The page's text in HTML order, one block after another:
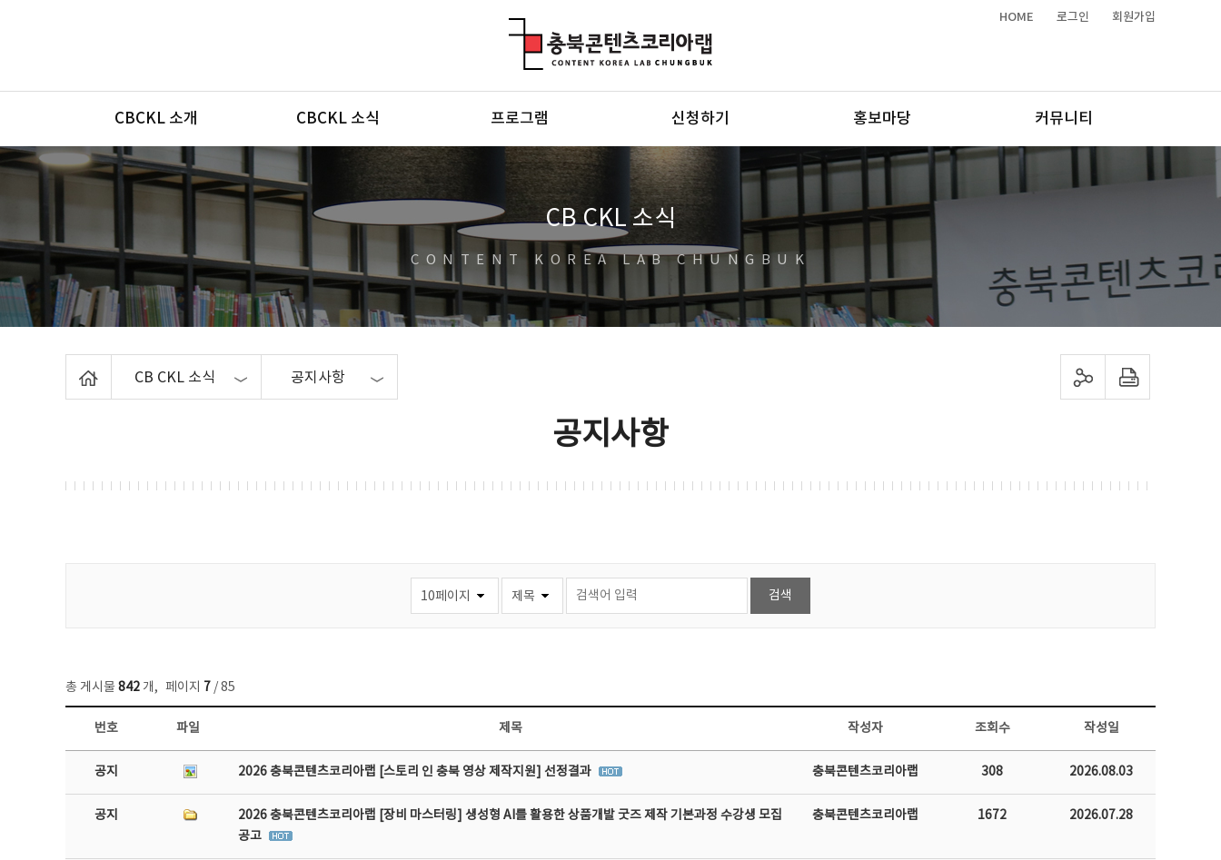
HOME 로그인 회원가입
메뉴
CBCKL 소개 CBCKL 소식 프로그램 신청하기 홍보마당 커뮤니티
CB CKL 소식
CONTENT KOREA LAB CHUNGBUK
CB CKL 소식 공지사항 sns 공유하기 프린트하기
공지사항
총 게시물 842 개, 페이지 7 / 85
공지사항 목록 - 번호, 제목, 작성자, 파일, 조회수, 작성일 정보 제공
번호 파일 제목 작성자 조회수 작성일
공지 2026 충북콘텐츠코리아랩 [스토리 인 충북 영상 제작지원] 선정결과 충북콘텐츠코리아랩 308 2026.08.03
공지
2026 충북콘텐츠코리아랩 [장비 마스터링] 생성형 AI를 활용한 상품개발 굿즈 제작 기본과정 수강생 모집
공고
충북콘텐츠코리아랩 1672 2026.07.28